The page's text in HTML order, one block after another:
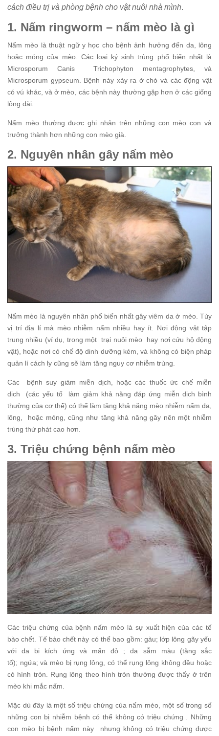
cách điều trị và phòng bệnh cho vật nuôi nhà mình.
1. Nấm ringworm – nấm mèo là gì
Nấm mèo là thuật ngữ y học cho bệnh ảnh hưởng đến da, lông
hoặc móng của mèo. Các loại ký sinh trùng phổ biến nhất là
Microsporum Canis Trichophyton mentagrophytes, và
Microsporum gypseum. Bệnh này xảy ra ở chó và các động vật
có vú khác, và ở mèo, các bệnh này thường gặp hơn ở các giống
lông dài.
Nấm mèo thường được ghi nhận trên những con mèo con và
trưởng thành hơn những con mèo già.
2. Nguyên nhân gây nấm mèo
Nấm mèo là nguyên nhân phổ biến nhất gây viêm da ở mèo. Tùy
vị trí địa lí mà mèo nhiễm nấm nhiều hay ít. Nơi động vật tập
trung nhiều (ví dụ, trong một trại nuôi mèo hay nơi cứu hộ động
vật), hoặc nơi có chế độ dinh dưỡng kém, và không có biện pháp
quản lí cách ly cũng sẽ làm tăng nguy cơ nhiễm trùng.
Các bệnh suy giảm miễn dịch, hoặc các thuốc ức chế miễn
dịch (các yếu tố làm giảm khả năng đáp ứng miễn dịch bình
thường của cơ thể) có thể làm tăng khả năng mèo nhiễm nấm da,
lông, hoặc móng, cũng như tăng khả năng gây nên một nhiễm
trùng thứ phát cao hơn.
3. Triệu chứng bệnh nấm mèo
Các triệu chứng của bệnh nấm mèo là sự xuất hiện của các tế
bào chết. Tế bào chết này có thể bao gồm: gàu; lớp lông gãy yếu
với da bị kích ứng và mẩn đỏ ; da sẫm màu (tăng sắc
tố); ngứa; và mèo bị rụng lông, có thể rụng lông không đều hoặc
có hình tròn. Rụng lông theo hình tròn thường được thấy ở trên
mèo khi mắc nấm.
Mặc dù đây là một số triệu chứng của nấm mèo, một số trong số
những con bị nhiễm bệnh có thể không có triệu chứng . Những
con mèo bị bệnh nấm này nhưng không có triệu chứng được